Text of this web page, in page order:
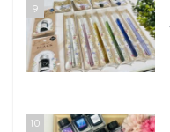
9
10